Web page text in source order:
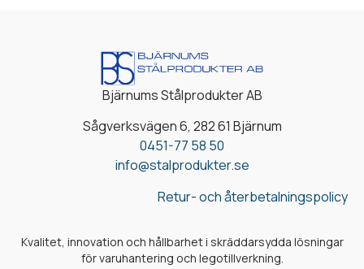
Bjärnums Stålprodukter AB
Sågverksvägen 6, 282 61 Bjärnum
0451-77 58 50
info@stalprodukter.se
Retur- och återbetalningspolicy
Kvalitet, innovation och hållbarhet i skräddarsydda lösningar
för varuhantering och legotillverkning.